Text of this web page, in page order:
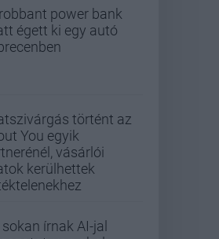
power bank
égett ki egy autó
történt az
You egyik
vásárlói
kerülhettek
sokan írnak AI-jal